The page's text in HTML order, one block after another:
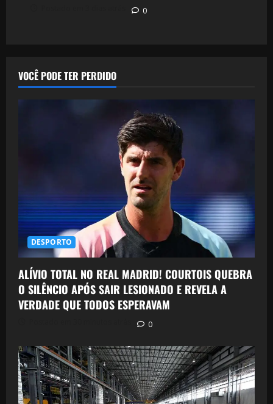
0
VOCÊ PODE TER PERDIDO
DESPORTO
ALÍVIO TOTAL NO REAL MADRID! COURTOIS QUEBRA
O SILÊNCIO APÓS SAIR LESIONADO E REVELA A
VERDADE QUE TODOS ESPERAVAM
0